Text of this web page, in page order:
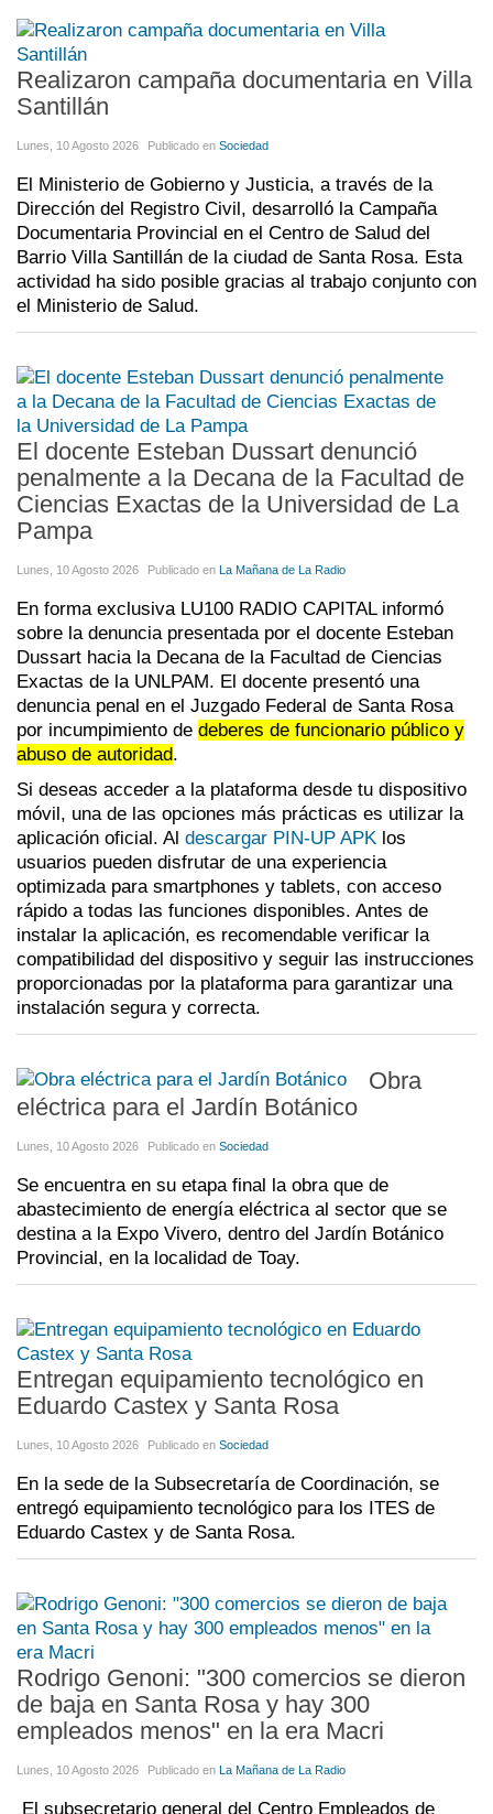
Realizaron campaña documentaria en Villa
Santillán
Lunes, 10 Agosto 2026 Publicado en Sociedad
El Ministerio de Gobierno y Justicia, a través de la
Dirección del Registro Civil, desarrolló la Campaña
Documentaria Provincial en el Centro de Salud del
Barrio Villa Santillán de la ciudad de Santa Rosa. Esta
actividad ha sido posible gracias al trabajo conjunto con
el Ministerio de Salud.
El docente Esteban Dussart denunció
penalmente a la Decana de la Facultad de
Ciencias Exactas de la Universidad de La
Pampa
Lunes, 10 Agosto 2026 Publicado en La Mañana de La Radio
En forma exclusiva LU100 RADIO CAPITAL informó
sobre la denuncia presentada por el docente Esteban
Dussart hacia la Decana de la Facultad de Ciencias
Exactas de la UNLPAM. El docente presentó una
denuncia penal en el Juzgado Federal de Santa Rosa
por incumpimiento de deberes de funcionario público y
abuso de autoridad.
Si deseas acceder a la plataforma desde tu dispositivo
móvil, una de las opciones más prácticas es utilizar la
aplicación oficial. Al descargar PIN-UP APK los
usuarios pueden disfrutar de una experiencia
optimizada para smartphones y tablets, con acceso
rápido a todas las funciones disponibles. Antes de
instalar la aplicación, es recomendable verificar la
compatibilidad del dispositivo y seguir las instrucciones
proporcionadas por la plataforma para garantizar una
instalación segura y correcta.
Obra
eléctrica para el Jardín Botánico
Lunes, 10 Agosto 2026 Publicado en Sociedad
Se encuentra en su etapa final la obra que de
abastecimiento de energía eléctrica al sector que se
destina a la Expo Vivero, dentro del Jardín Botánico
Provincial, en la localidad de Toay.
Entregan equipamiento tecnológico en
Eduardo Castex y Santa Rosa
Lunes, 10 Agosto 2026 Publicado en Sociedad
En la sede de la Subsecretaría de Coordinación, se
entregó equipamiento tecnológico para los ITES de
Eduardo Castex y de Santa Rosa.
Rodrigo Genoni: "300 comercios se dieron
de baja en Santa Rosa y hay 300
empleados menos" en la era Macri
Lunes, 10 Agosto 2026 Publicado en La Mañana de La Radio
El subsecretario general del Centro Empleados de